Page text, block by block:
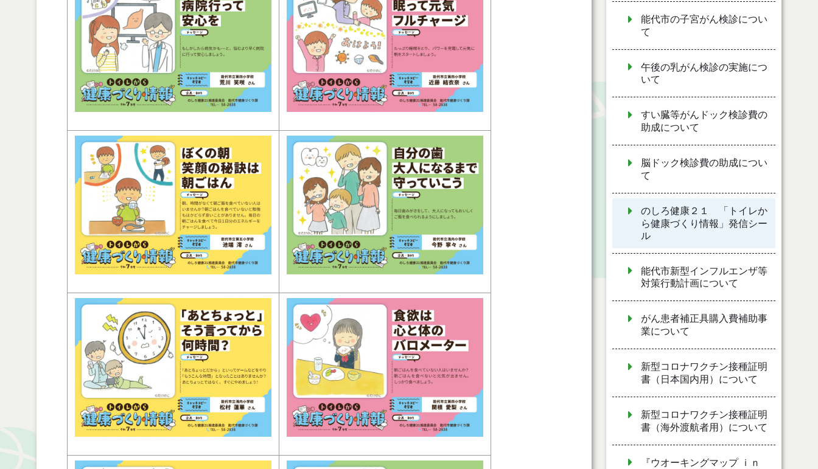
能代市の子宮がん検診につい
て
午後の乳がん検診の実施につ
いて
すい臓等がんドック検診費の
助成について
脳ドック検診費の助成につい
て
のしろ健康２１ 「トイレか
ら健康づくり情報」発信シー
ル
能代市新型インフルエンザ等
対策行動計画について
がん患者補正具購入費補助事
業について
新型コロナワクチン接種証明
書（日本国内用）について
新型コロナワクチン接種証明
書（海外渡航者用）について
『ウオーキングマップ ｉｎ